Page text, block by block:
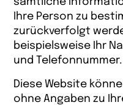
Ihre Person zu
zurückverfolgt
beispielsweise Ihr
und Telefonnummer.
Diese Website
ohne Angaben zu